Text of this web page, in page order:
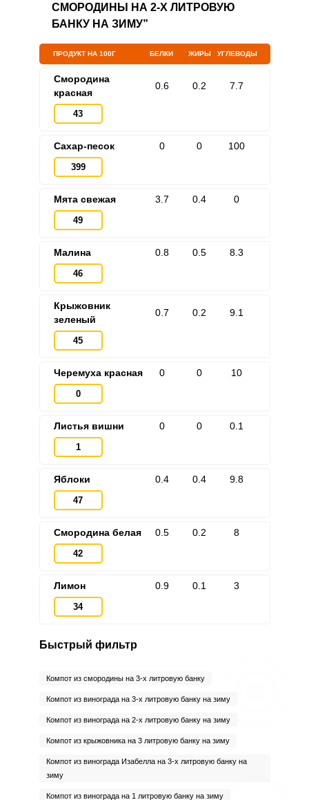
СМОРОДИНЫ НА 2-Х ЛИТРОВУЮ
БАНКУ НА ЗИМУ”
ПРОДУКТ НА 100Г БЕЛКИ ЖИРЫ УГЛЕВОДЫ
Смородина
красная
43
0.6 0.2 7.7
Сахар-песок
399
0 0 100
Мята свежая
49
3.7 0.4 0
Малина
46
0.8 0.5 8.3
Крыжовник
зеленый
45
0.7 0.2 9.1
Черемуха красная
0
0 0 10
Листья вишни
1
0 0 0.1
Яблоки
47
0.4 0.4 9.8
Смородина белая
42
0.5 0.2 8
Лимон
34
0.9 0.1 3
Быстрый фильтр
Компот из смородины на 3-х литровую банку
Компот из винограда на 3-х литровую банку на зиму
Компот из винограда на 2-х литровую банку на зиму
Компот из крыжовника на 3 литровую банку на зиму
Компот из винограда Изабелла на 3-х литровую банку на
зиму
Компот из винограда на 1 литровую банку на зиму